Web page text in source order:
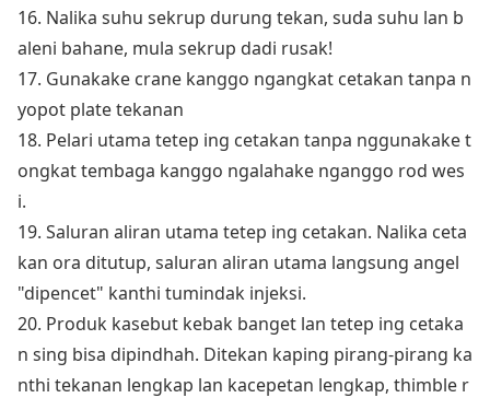
16. Nalika suhu sekrup durung tekan, suda suhu lan b
aleni bahane, mula sekrup dadi rusak!
17. Gunakake crane kanggo ngangkat cetakan tanpa n
yopot plate tekanan
18. Pelari utama tetep ing cetakan tanpa nggunakake t
ongkat tembaga kanggo ngalahake nganggo rod wes
i.
19. Saluran aliran utama tetep ing cetakan. Nalika ceta
kan ora ditutup, saluran aliran utama langsung angel
"dipencet" kanthi tumindak injeksi.
20. Produk kasebut kebak banget lan tetep ing cetaka
n sing bisa dipindhah. Ditekan kaping pirang-pirang ka
nthi tekanan lengkap lan kacepetan lengkap, thimble r